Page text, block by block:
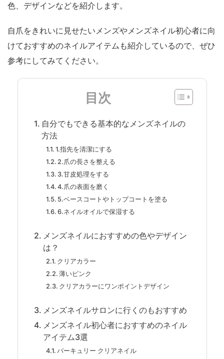
色、デザインなどを紹介します。
自爪をきれいに見せたいメンズやメンズネイル初心者に向
けておすすめのネイルアイテムも紹介しているので、ぜひ
参考にしてみてください。
目次
自分でもできる基本的なメンズネイルの
方法
1.指先を清潔にする
2.爪の長さを整える
3.甘皮処理をする
4.爪の表面を磨く
5.ベースコートやトップコートを塗る
6.ネイルオイルで保湿する
メンズネイルにおすすめの色やデザイン
は？
クリアカラー
薄いピンク
クリアカラーにワンポイントデザイン
メンズネイルサロンに行くのもおすすめ
メンズネイル初心者におすすめのネイル
アイテム3選
バーキュリー クリアネイル